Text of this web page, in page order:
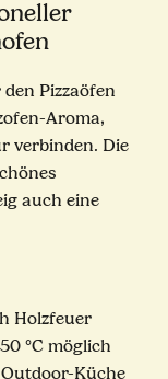
Pizzaöfen
Aroma,
verbinden. Die
auch eine
Holzfeuer
°C möglich
Küche